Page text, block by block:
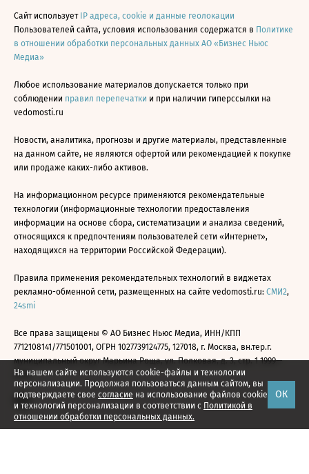
На нашем сайте используются cookie-файлы и технологии
персонализации. Продолжая пользоваться данным сайтом, вы
подтверждаете свое согласие на использование файлов cookie
и технологий персонализации в соответствии с Политикой в
отношении обработки персональных данных.
ОК
Сайт использует IP адреса, cookie и данные геолокации
Пользователей сайта, условия использования содержатся в Политике
в отношении обработки персональных данных АО «Бизнес Ньюс
Медиа»
Любое использование материалов допускается только при
соблюдении правил перепечатки и при наличии гиперссылки на
vedomosti.ru
Новости, аналитика, прогнозы и другие материалы, представленные
на данном сайте, не являются офертой или рекомендацией к покупке
или продаже каких-либо активов.
На информационном ресурсе применяются рекомендательные
технологии (информационные технологии предоставления
информации на основе сбора, систематизации и анализа сведений,
относящихся к предпочтениям пользователей сети «Интернет»,
находящихся на территории Российской Федерации).
Правила применения рекомендательных технологий в виджетах
рекламно-обменной сети, размещенных на сайте vedomosti.ru: СМИ2,
24smi
Все права защищены © АО Бизнес Ньюс Медиа, ИНН/КПП
7712108141/771501001, ОГРН 1027739124775, 127018, г. Москва, вн.тер.г.
муниципальный округ Марьина Роща, ул. Полковая, д. 3, стр. 1 1999—
2026